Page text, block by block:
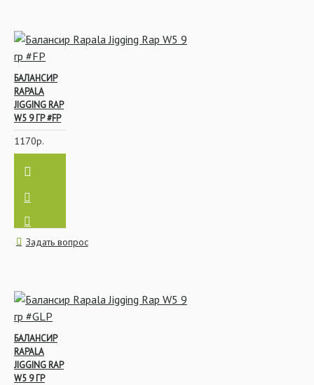
БАЛАНСИР
RAPALA
JIGGING RAP
W5 9 ГР #FP
1170р.
Задать вопрос
БАЛАНСИР
RAPALA
JIGGING RAP
W5 9 ГР